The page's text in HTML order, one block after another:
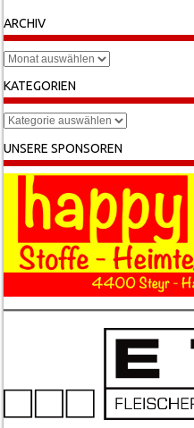
ARCHIV
Archiv
KATEGORIEN
Kategorien
UNSERE SPONSOREN